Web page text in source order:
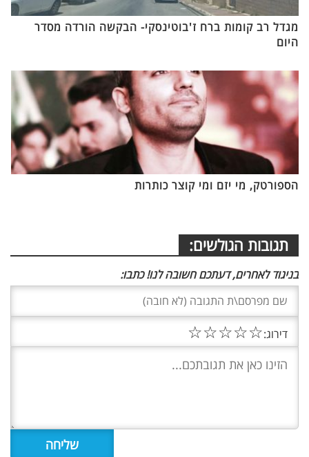
מגדל רב קומות ברח ז'בוטינסקי- הבקשה הורדה מסדר
היום
הספורטק, מי יזם ומי קוצר כותרות
תגובות הגולשים:
בניגוד לאחרים, דעתכם חשובה לנו! כתבו:
דירוג:☆
☆
☆
☆
☆